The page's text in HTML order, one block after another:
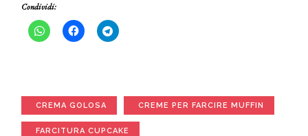
Condividi:
CREMA GOLOSA CREME PER FARCIRE MUFFIN
FARCITURA CUPCAKE